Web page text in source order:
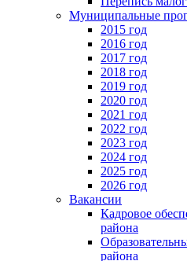
Муниципальные
2015 год
2016 год
2017 год
2018 год
2019 год
2020 год
2021 год
2022 год
2023 год
2024 год
2025 год
2026 год
Вакансии
Кадровое
района
района